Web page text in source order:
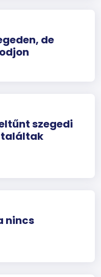
de
szegedi
találtak
nincs